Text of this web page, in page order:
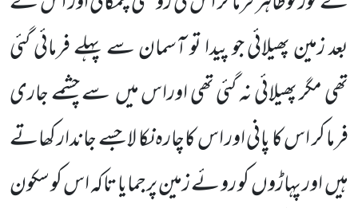
بعد زمین پھیلائی جو پیدا تو آسمان سے پہلے فرمائی گئی
تھی مگر پھیلائی نہ گئی تھی اوراس میںسے چشمے جاری
فرما کر اس کا پانی اور اس کاچارہ نکا لا جسے جاندار کھاتے
ہیںاور پہاڑوںکو روئے زمین پرجمایا تاکہ اس کو سکون